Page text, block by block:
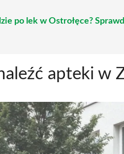
po lek w Ostrołęce?
apteki w